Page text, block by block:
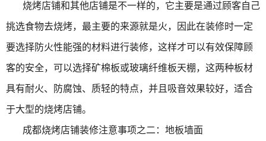
烧烤店铺和其他店铺是不一样的，它主要是通过顾客自己
挑选食物去烧烤，最主要的来源就是火，因此在装修时一定
要选择防火性能强的材料进行装修，这样才可以有效保障顾
客的安全，可以选择矿棉板或玻璃纤维板天棚，这两种板材
具有耐火、防腐蚀、质轻的特点，并且吸音效果较好，适合
于大型的烧烤店铺。
成都烧烤店铺装修注意事项之二：地板墙面